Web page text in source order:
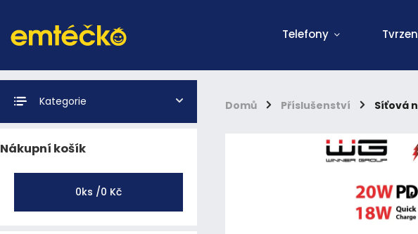
Telefony
Domů / Příslušenství / Síťová
Kategorie
Nákupní košík
0ks /0 Kč